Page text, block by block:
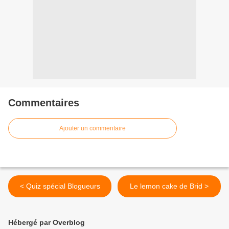
Commentaires
Ajouter un commentaire
< Quiz spécial Blogueurs Le lemon cake de Brid >
Hébergé par Overblog